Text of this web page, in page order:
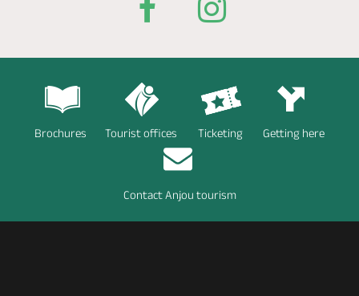
Brochures Tourist offices Ticketing Getting here
Contact Anjou tourism